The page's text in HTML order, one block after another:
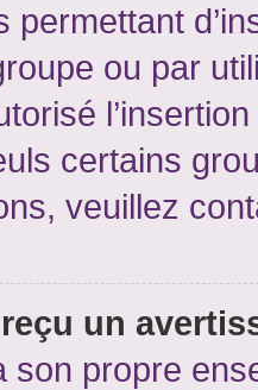
permettant
ou par
certains
veuillez
un
son propre